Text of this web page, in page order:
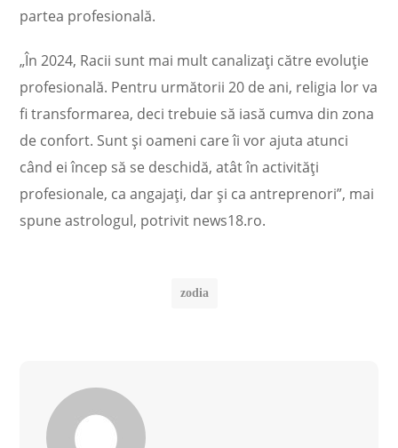
partea profesională.
„În 2024, Racii sunt mai mult canalizaţi către evoluţie
profesională. Pentru următorii 20 de ani, religia lor va
fi transformarea, deci trebuie să iasă cumva din zona
de confort. Sunt şi oameni care îi vor ajuta atunci
când ei încep să se deschidă, atât în activităţi
profesionale, ca angajaţi, dar şi ca antreprenori”, mai
spune astrologul, potrivit news18.ro.
zodia